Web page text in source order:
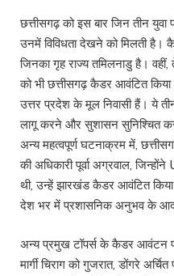
छत्तीसगढ़ को इस बार जिन तीन युवा
उनमें विविधता देखने को मिलती है।
जिनका गृह राज्य तमिलनाडु है।
को भी छत्तीसगढ़ कैडर आवंटित
उत्तर प्रदेश के मूल निवासी हैं। ये
लागू करने और सुशासन सुनिश्चित
अन्य महत्वपूर्ण घटनाक्रम में,
की अधिकारी पूर्वा अग्रवाल,
थी, उन्हें झारखंड कैडर आवंटित
देश भर में प्रशासनिक अनुभव के
अन्य प्रमुख टॉपर्स के कैडर आवंटन
मार्गी चिराग को गुजरात, डोंगरे